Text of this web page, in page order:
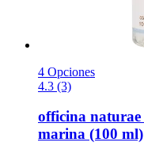
4 Opciones
4.3 (3)
officina naturae
marina (100 ml)